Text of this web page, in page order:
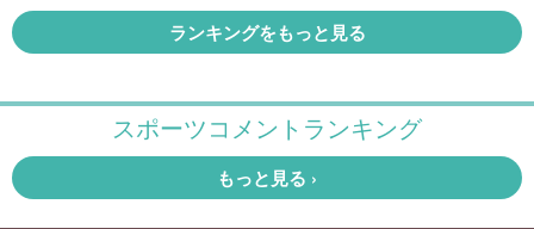
ランキングをもっと見る